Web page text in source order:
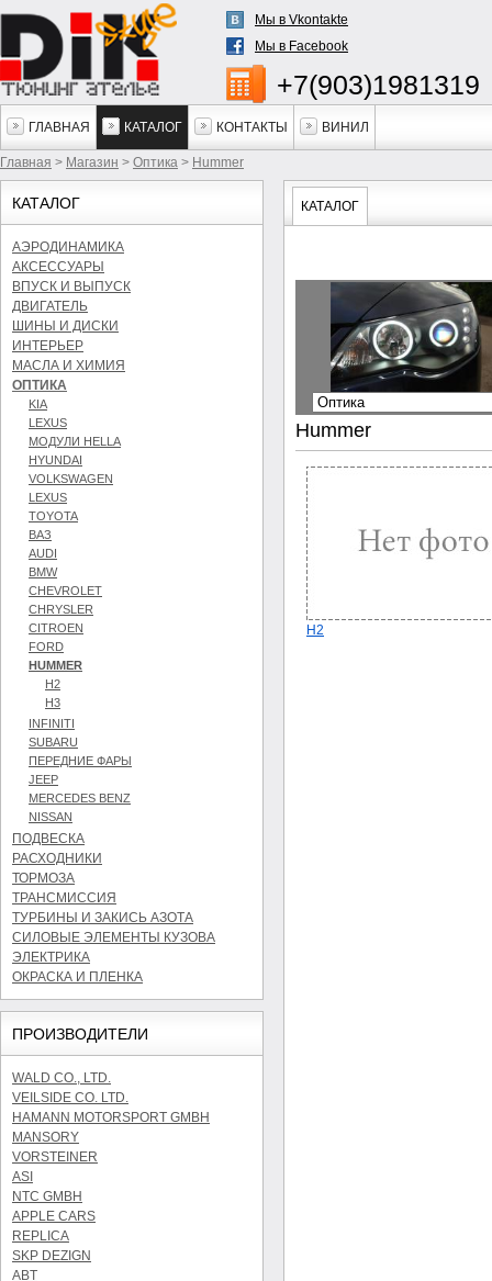
Мы в Vkontakte
Мы в Facebook
+7(903)1981319
ГЛАВНАЯ КАТАЛОГ КОНТАКТЫ ВИНИЛ
Главная > Магазин > Оптика > Hummer
КАТАЛОГ
АЭРОДИНАМИКА
АКСЕССУАРЫ
ВПУСК И ВЫПУСК
ДВИГАТЕЛЬ
ШИНЫ И ДИСКИ
ИНТЕРЬЕР
МАСЛА И ХИМИЯ
ОПТИКА
KIA
LEXUS
МОДУЛИ HELLA
HYUNDAI
VOLKSWAGEN
LEXUS
TOYOTA
ВАЗ
AUDI
BMW
CHEVROLET
CHRYSLER
CITROEN
FORD
HUMMER
H2
H3
INFINITI
SUBARU
ПЕРЕДНИЕ ФАРЫ
JEEP
MERCEDES BENZ
NISSAN
ПОДВЕСКА
РАСХОДНИКИ
ТОРМОЗА
ТРАНСМИССИЯ
ТУРБИНЫ И ЗАКИСЬ АЗОТА
СИЛОВЫЕ ЭЛЕМЕНТЫ КУЗОВА
ЭЛЕКТРИКА
ОКРАСКА И ПЛЕНКА
ПРОИЗВОДИТЕЛИ
WALD CO., LTD.
VEILSIDE CO. LTD.
HAMANN MOTORSPORT GMBH
MANSORY
VORSTEINER
ASI
NTC GMBH
APPLE CARS
REPLICA
SKP DEZIGN
ABT
КАТАЛОГ
Hummer
H2